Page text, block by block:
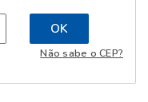
Não sabe o CEP?